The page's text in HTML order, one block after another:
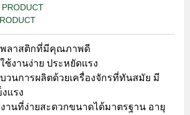
PRODUCT
พลาสติกที่มีคุณภาพดี
ช้งานง่าย ประหยัดแรง
วนการผลิตด้วยเครื่องจักรที่ทันสมัย มี
แรง
านที่ง่ายสะดวกขนาดได้มาตรฐาน อายุ